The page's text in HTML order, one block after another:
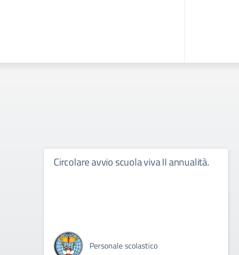
Circolare avvio scuola viva II annualità.
Personale scolastico